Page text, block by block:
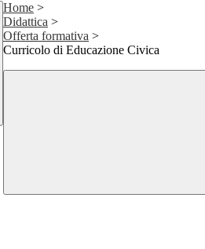
Home >
Didattica >
Offerta formativa >
Curricolo di Educazione Civica